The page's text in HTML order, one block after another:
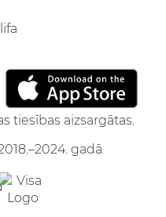
tiesības aizsargātas.
gadā